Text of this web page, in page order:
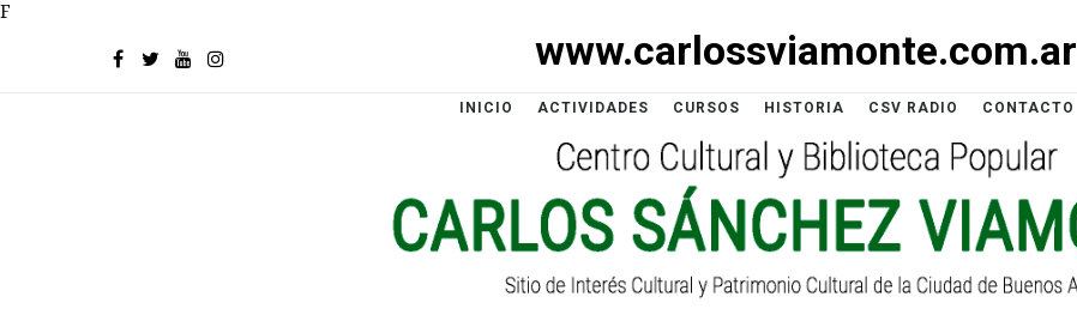
F
www.carlossviamonte.com.ar
INICIO ACTIVIDADES CURSOS HISTORIA CSV RADIO CONTACTO